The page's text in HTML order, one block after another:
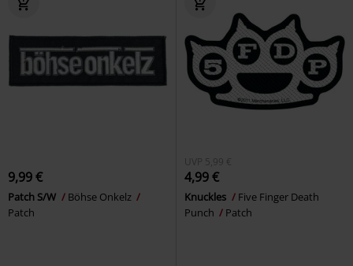
9,99 €
Patch S/W
Böhse Onkelz
Patch
UVP 5,99 €
4,99 €
Knuckles
Five Finger Death
Punch
Patch